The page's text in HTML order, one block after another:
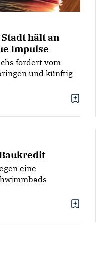
hält an
Impulse
fordert vom
und künftig
eine